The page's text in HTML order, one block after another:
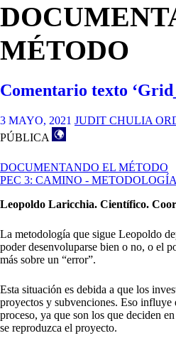
MÉTODO
Comentario texto
3 MAYO, 2021 JUDIT CHULIA
PÚBLICA
DOCUMENTANDO EL MÉTODO
PEC 3: CAMINO - METODOLOGÍA
Leopoldo Laricchia. Científico.
La metodología que sigue Leopoldo
poder desenvoluparse bien o no, o el
más sobre un “error”.
Esta situación es debida a que los
proyectos y subvenciones. Eso influye
proceso, ya que son los que deciden
se reproduzca el proyecto.